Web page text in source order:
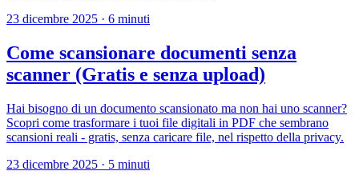
23 dicembre 2025 · 6 minuti
Come scansionare documenti senza
scanner (Gratis e senza upload)
Hai bisogno di un documento scansionato ma non hai uno scanner?
Scopri come trasformare i tuoi file digitali in PDF che sembrano
scansioni reali - gratis, senza caricare file, nel rispetto della privacy.
23 dicembre 2025 · 5 minuti